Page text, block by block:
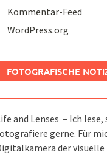
Kommentar-Feed
WordPress.org
FOTOGRAFISCHE
and Lenses – Ich lese,
gerne. Für
der